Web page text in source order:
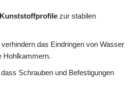
zur stabilen
verhindern das Eindringen von Wasser
Hohlkammern.
Schrauben und Befestigungen